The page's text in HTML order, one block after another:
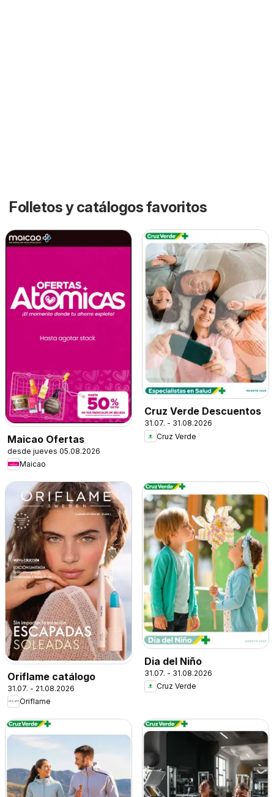
Folletos y catálogos favoritos
Maicao Ofertas
desde jueves 05.08.2026
Maicao
Cruz Verde Descuentos
31.07. - 31.08.2026
Cruz Verde
Oriflame catálogo
31.07. - 21.08.2026
Oriflame
Dia del Niño
31.07. - 31.08.2026
Cruz Verde